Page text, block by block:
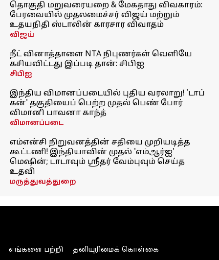
தொகுதி மறுவரையறை & மேகதாது விவகாரம்:
பேரவையில் முதலமைச்சர் விஜய் மற்றும்
உதயநிதி ஸ்டாலின் காரசார விவாதம்
விஜய்
நீட் வினாத்தாளை NTA நிபுணர்கள் வெளியே
கசியவிட்டது இப்படி தான்: சிபிஐ
சிபிஐ
இந்திய விமானப்படையில் புதிய வரலாறு! 'டாப்
கன்' தகுதியைப் பெற்ற முதல் பெண் போர்
விமானி பாவனா காந்த்
விமானப்படை
எம்என்சி நிறுவனத்தின் சதியை முறியடித்த
கூட்டணி! இந்தியாவின் முதல் 'எம்ஆர்ஐ'
மெஷின்; டாடாவும் ஸ்ரீதர் வேம்புவும் செய்த
உதவி
மருத்துவத்துறை
எங்களை பற்றி தனியுரிமைக் கொள்கை